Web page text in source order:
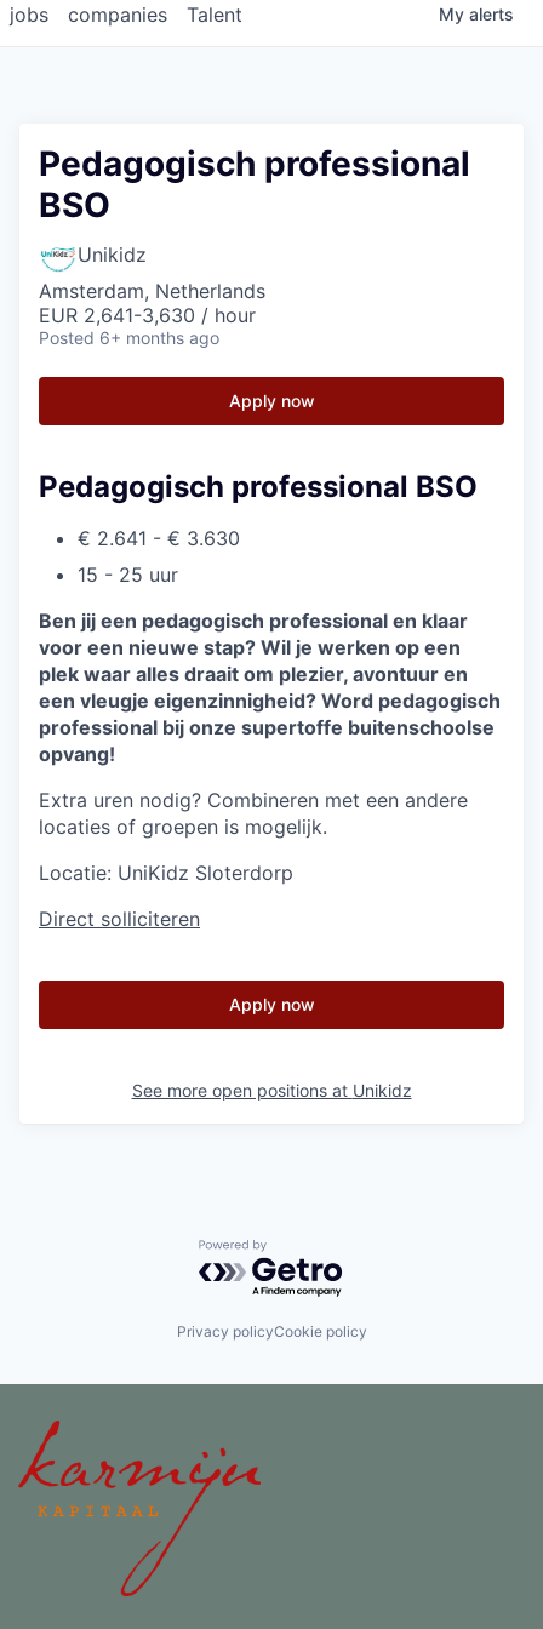
jobs companies Talent My alerts
Pedagogisch professional
BSO
Unikidz
Amsterdam, Netherlands
EUR 2,641-3,630 / hour
Posted 6+ months ago
Apply now
Pedagogisch professional BSO
€ 2.641 - € 3.630
15 - 25 uur
Ben jij een pedagogisch professional en klaar
voor een nieuwe stap? Wil je werken op een
plek waar alles draait om plezier, avontuur en
een vleugje eigenzinnigheid? Word pedagogisch
professional bij onze supertoffe buitenschoolse
opvang!
Extra uren nodig? Combineren met een andere
locaties of groepen is mogelijk.
Locatie: UniKidz Sloterdorp
Direct solliciteren
Apply now
See more open positions at Unikidz
Powered by Getro.com
Privacy policyCookie policy